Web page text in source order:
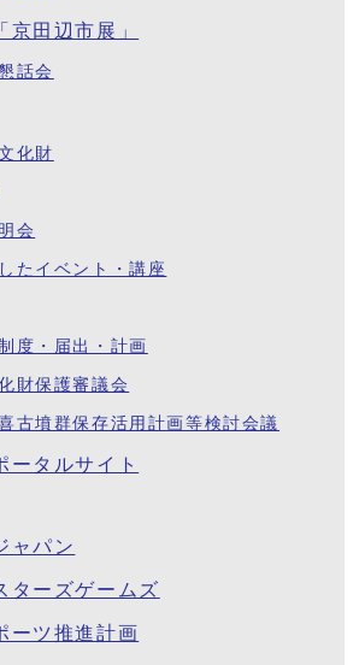
京田辺市展」
話会
化財
会
たイベント・講座
度・届出・計画
財保護審議会
古墳群保存活用計画等検討会議
ータルサイト
ャパン
ターズゲームズ
ーツ推進計画